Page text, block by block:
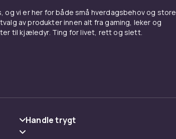
og vi er her for både små hverdagsbehov og store
av produkter innen alt fra gaming, leker og
til kjæledyr. Ting for livet, rett og slett.
Handle trygt